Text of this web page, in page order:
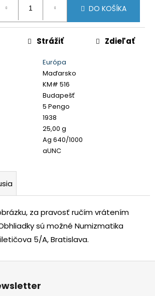
DO KOŠÍKA
Európa
Maďarsko
KM# 516
Budapešť
5 Pengo
1938
25,00 g
Ag 640/1000
aUNC
Strážiť Zdieľať
za pravosť ručím vrátením
sú možné Numizmatika
5/A, Bratislava.